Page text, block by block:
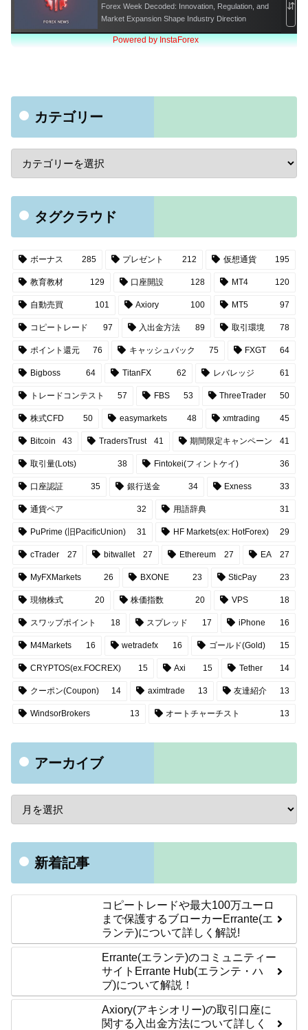
カテゴリー
タグクラウド
ボーナス 285 プレゼント 212 仮想通貨 195
教育教材 129 口座開設 128 MT4 120
自動売買 101 Axiory 100 MT5 97
コピートレード 97 入出金方法 89 取引環境 78
ポイント還元 76 キャッシュバック 75 FXGT 64
Bigboss 64 TitanFX 62 レバレッジ 61
トレードコンテスト 57 FBS 53 ThreeTrader 50
株式CFD 50 easymarkets 48 xmtrading 45
Bitcoin 43 TradersTrust 41 期間限定キャンペーン 41
取引量(Lots) 38 Fintokei(フィントケイ) 36
口座認証 35 銀行送金 34 Exness 33
通貨ペア 32 用語辞典 31
PuPrime (旧PacificUnion) 31 HF Markets(ex: HotForex) 29
cTrader 27 bitwallet 27 Ethereum 27 EA 27
MyFXMarkets 26 BXONE 23 SticPay 23
現物株式 20 株価指数 20 VPS 18
スワップポイント 18 スプレッド 17 iPhone 16
M4Markets 16 wetradefx 16 ゴールド(Gold) 15
CRYPTOS(ex.FOCREX) 15 Axi 15 Tether 14
クーポン(Coupon) 14 aximtrade 13 友達紹介 13
WindsorBrokers 13 オートチャーチスト 13
アーカイブ
新着記事
コピートレードや最大100万ユーロ
まで保護するブローカーErrante(エ
ランテ)について詳しく解説!
Errante(エランテ)のコミュニティー
サイトErrante Hub(エランテ・ハ
ブ)について解説！
Axiory(アキシオリー)の取引口座に
関する入出金方法について詳しく